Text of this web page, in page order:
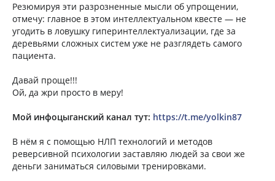
Резюмируя эти разрозненные мысли об упрощении,
отмечу: главное в этом интеллектуальном квесте — не
угодить в ловушку гиперинтеллектуализации, где за
деревьями сложных систем уже не разглядеть самого
пациента.
Давай проще!!!
Ой, да жри просто в меру!
Мой инфоцыганский канал тут: https://t.me/yolkin87
В нём я с помощью НЛП технологий и методов
реверсивной психологии заставляю людей за свои же
деньги заниматься силовыми тренировками.